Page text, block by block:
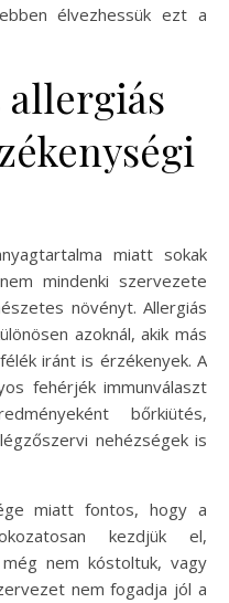
élvezhessük ezt a
miatt sokak
mindenki szervezete
növényt. Allergiás
azoknál, akik más
iránt is érzékenyek. A
fehérjék immunválaszt
bőrkiütés,
nehézségek is
miatt fontos, hogy a
kezdjük el,
nem kóstoltuk, vagy
nem fogadja jól a